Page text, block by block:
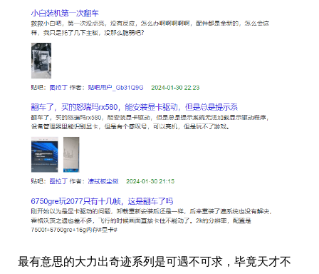
最有意思的大力出奇迹系列是可遇不可求，毕竟天才不